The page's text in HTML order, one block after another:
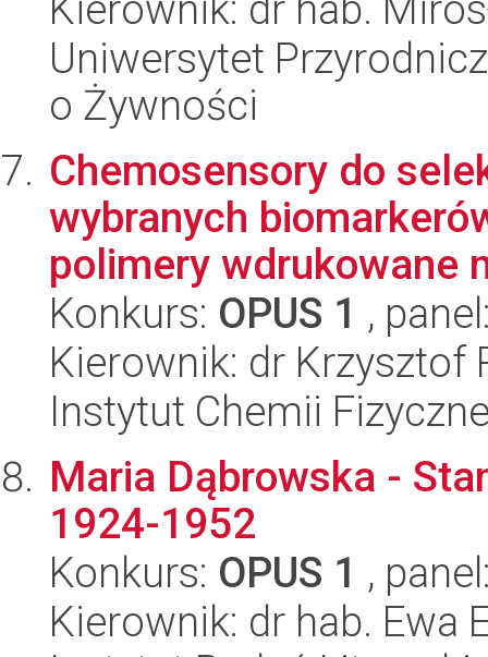
Uniwersytet
o Żywności
Chemosensory do
wybranych
polimery wdrukowane
Konkurs: OPUS 1 ,
Kierownik: dr Krzysztof
Instytut Chemii
Maria Dąbrowska -
1924-1952
Konkurs: OPUS 1 ,
Kierownik: dr hab. Ewa